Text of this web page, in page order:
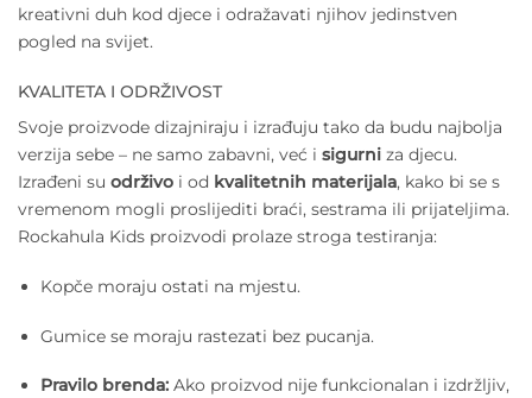
kreativni duh kod djece i odražavati njihov jedinstven
pogled na svijet.
KVALITETA I ODRŽIVOST
Svoje proizvode dizajniraju i izrađuju tako da budu najbolja
verzija sebe – ne samo zabavni, već i sigurni za djecu.
Izrađeni su održivo i od kvalitetnih materijala, kako bi se s
vremenom mogli proslijediti braći, sestrama ili prijateljima.
Rockahula Kids proizvodi prolaze stroga testiranja:
Kopče moraju ostati na mjestu.
Gumice se moraju rastezati bez pucanja.
Pravilo brenda:Ako proizvod nije funkcionalan i izdržljiv,